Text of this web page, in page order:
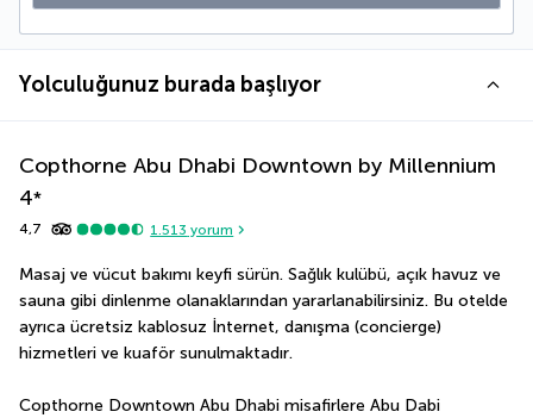
Yolculuğunuz burada başlıyor
Copthorne Abu Dhabi Downtown by Millennium
4*
4,7 1.513 yorum
Masaj ve vücut bakımı keyfi sürün. Sağlık kulübü, açık havuz ve
sauna gibi dinlenme olanaklarından yararlanabilirsiniz. Bu otelde
ayrıca ücretsiz kablosuz İnternet, danışma (concierge)
hizmetleri ve kuaför sunulmaktadır.
Copthorne Downtown Abu Dhabi misafirlere Abu Dabi